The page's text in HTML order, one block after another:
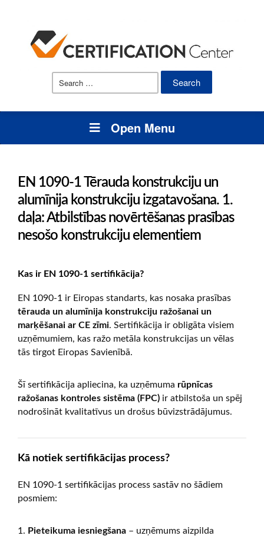
Search
Open Menu
EN 1090-1 Tērauda konstrukciju un
alumīnija konstrukciju izgatavošana. 1.
daļa: Atbilstības novērtēšanas prasības
nesošo konstrukciju elementiem
Kas ir EN 1090-1 sertifikācija?
EN 1090-1 ir Eiropas standarts, kas nosaka prasības
tērauda un alumīnija konstrukciju ražošanai un
marķēšanai ar CE zīmi. Sertifikācija ir obligāta visiem
uzņēmumiem, kas ražo metāla konstrukcijas un vēlas
tās tirgot Eiropas Savienībā.
Šī sertifikācija apliecina, ka uzņēmuma rūpnīcas
ražošanas kontroles sistēma (FPC) ir atbilstoša un spēj
nodrošināt kvalitatīvus un drošus būvizstrādājumus.
Kā notiek sertifikācijas process?
EN 1090-1 sertifikācijas process sastāv no šādiem
posmiem:
Pieteikuma iesniegšana – uzņēmums aizpilda